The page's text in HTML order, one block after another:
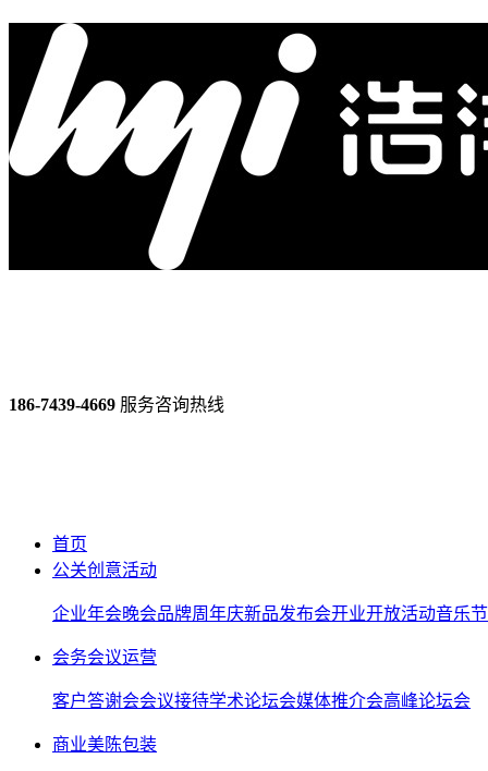
186-7439-4669 服务咨询热线
首页
公关创意活动
企业年会晚会品牌周年庆新品发布会开业开放活动音乐
会务会议运营
客户答谢会会议接待学术论坛会媒体推介会高峰论坛会
商业美陈包装